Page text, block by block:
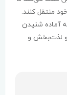
منتقل کنند.
آماده شنیدن
او لذت‌بخش و